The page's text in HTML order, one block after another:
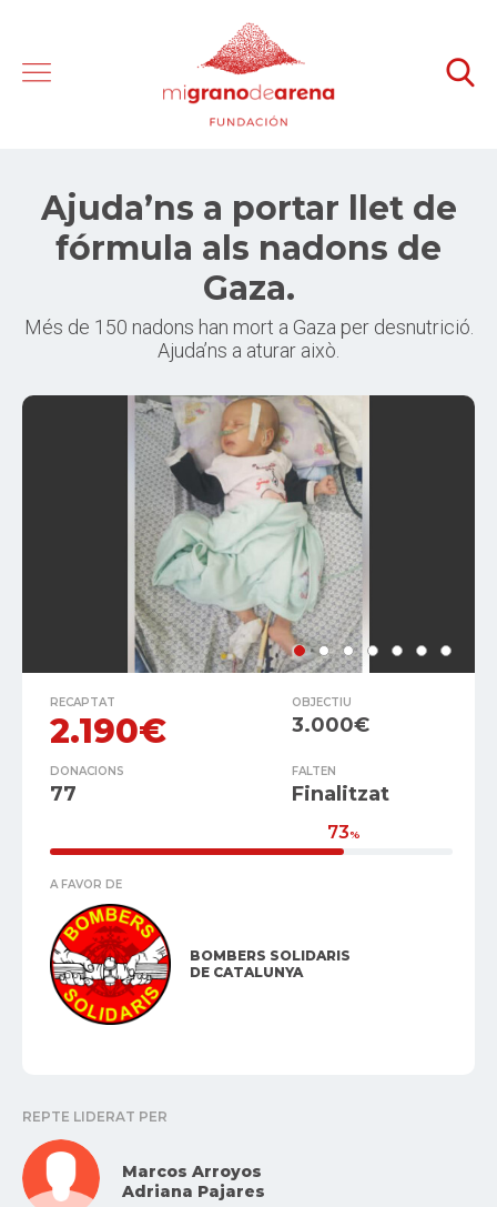
Ajuda’ns a portar llet de
fórmula als nadons de
Gaza.
Més de 150 nadons han mort a Gaza per desnutrició.
Ajuda’ns a aturar això.
RECAPTAT
2.190€
OBJECTIU
3.000€
DONACIONS
77
FALTEN
Finalitzat
73%
A FAVOR DE
BOMBERS SOLIDARIS
DE CATALUNYA
REPTE LIDERAT PER
Marcos Arroyos
Adriana Pajares